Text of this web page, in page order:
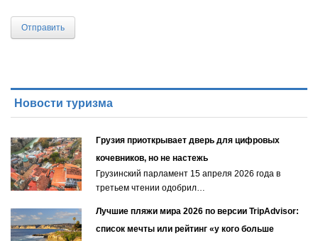
Отправить
Новости туризма
Грузия приоткрывает дверь для цифровых
кочевников, но не настежь
Грузинский парламент 15 апреля 2026 года в
третьем чтении одобрил…
Лучшие пляжи мира 2026 по версии TripAdvisor:
список мечты или рейтинг «у кого больше